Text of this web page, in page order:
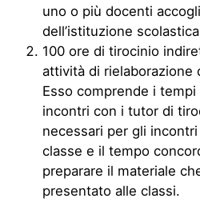
uno o più docenti
dell’istituzione
100 ore di tirocinio
attività di rielaborazione
Esso comprende i
incontri con i tutor di
necessari per gli incontri
classe e il tempo
preparare il materiale
presentato alle classi.